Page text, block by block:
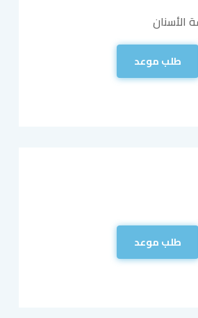
الأسنان
طلب موعد
طلب موعد